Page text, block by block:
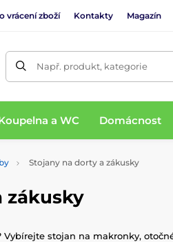
vrácení zboží Kontakty Magazín
Např. produkt, kategorie
a WC Domácnost
Stojany na dorty a zákusky
zákusky
Vybírejte stojan na makronky,